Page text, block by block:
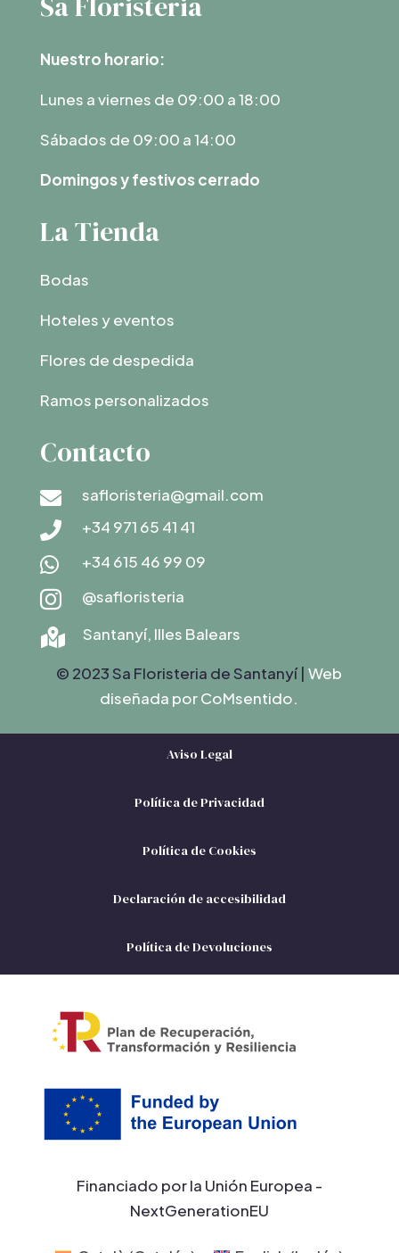
Nuestro horario:
Lunes a viernes de 09:00 a 18:00
Sábados de 09:00 a 14:00
Domingos y festivos cerrado
La Tienda
Bodas
Hoteles y eventos
Flores de despedida
Ramos personalizados
Contacto
 safloristeria@gmail.com
 +34 971 65 41 41
 +34 615 46 99 09
 @safloristeria

Santanyí, Illes Balears
© 2023 Sa Floristeria de Santanyí |Web
diseñada por CoMsentido.
Aviso Legal
Política de Privacidad
Política de Cookies
Declaración de accesibilidad
Política de Devoluciones
Financiado por la Unión Europea -
NextGenerationEU